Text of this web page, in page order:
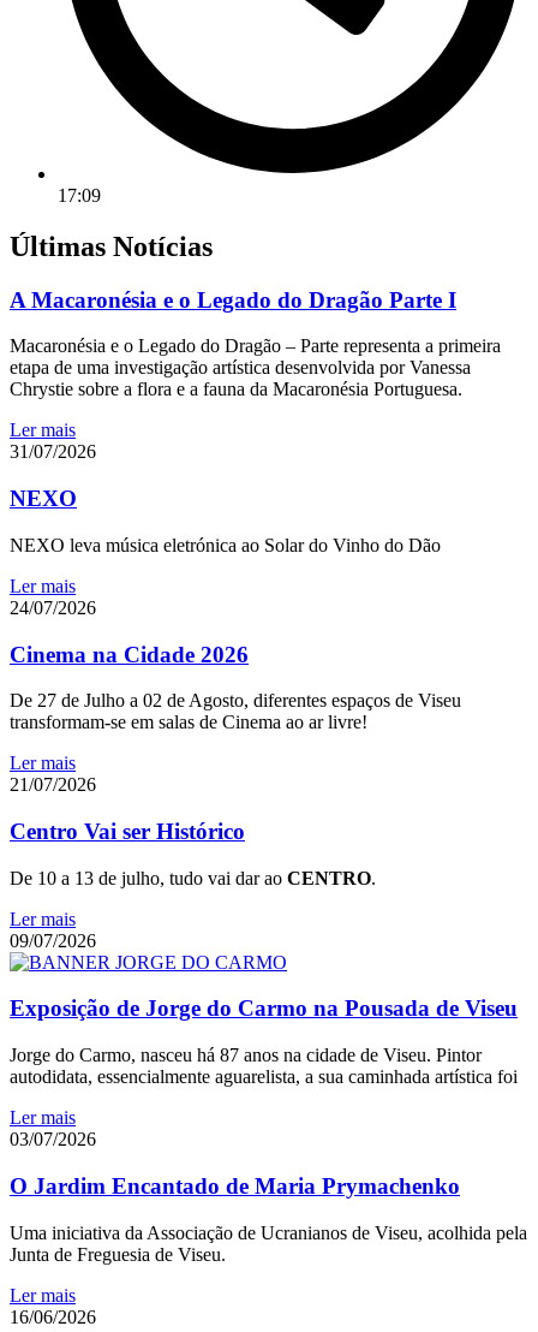
17:09
Últimas Notícias
A Macaronésia e o Legado do Dragão Parte I
Macaronésia e o Legado do Dragão – Parte representa a primeira
etapa de uma investigação artística desenvolvida por Vanessa
Chrystie sobre a flora e a fauna da Macaronésia Portuguesa.
Ler mais
31/07/2026
NEXO
NEXO leva música eletrónica ao Solar do Vinho do Dão
Ler mais
24/07/2026
Cinema na Cidade 2026
De 27 de Julho a 02 de Agosto, diferentes espaços de Viseu
transformam-se em salas de Cinema ao ar livre!
Ler mais
21/07/2026
Centro Vai ser Histórico
De 10 a 13 de julho, tudo vai dar ao CENTRO.
Ler mais
09/07/2026
Exposição de Jorge do Carmo na Pousada de Viseu
Jorge do Carmo, nasceu há 87 anos na cidade de Viseu. Pintor
autodidata, essencialmente aguarelista, a sua caminhada artística foi
Ler mais
03/07/2026
O Jardim Encantado de Maria Prymachenko
Uma iniciativa da Associação de Ucranianos de Viseu, acolhida pela
Junta de Freguesia de Viseu.
Ler mais
16/06/2026